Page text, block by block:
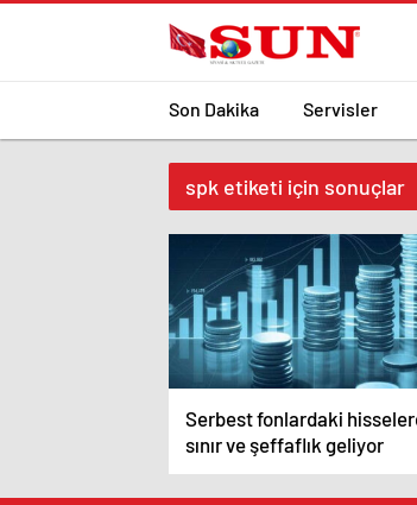
Son Dakika Servisler
spk etiketi için sonuçlar
Serbest fonlardaki
sınır ve şeffaflık geliyor